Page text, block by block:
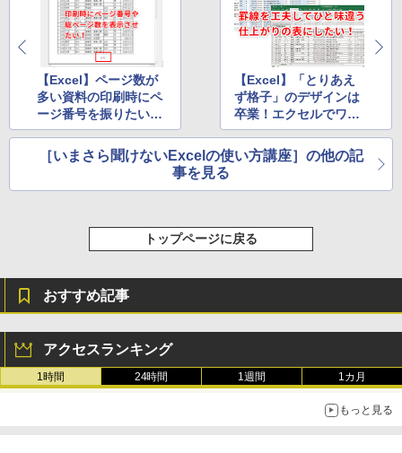
【Excel】ページ数が
多い資料の印刷時にペ
ージ番号を振りたい！
エクセルで印刷した表
を印刷後に管理しやす
くするテクニック
【Excel】「とりあえ
ず格子」のデザインは
卒業！エクセルでワン
ランク上の表に仕上げ
る罫線テクニック
［いまさら聞けないExcelの使い方講座］の他の記
事を見る
トップページに戻る
おすすめ記事
アクセスランキング
1時間 24時間 1週間 1カ月
もっと見る